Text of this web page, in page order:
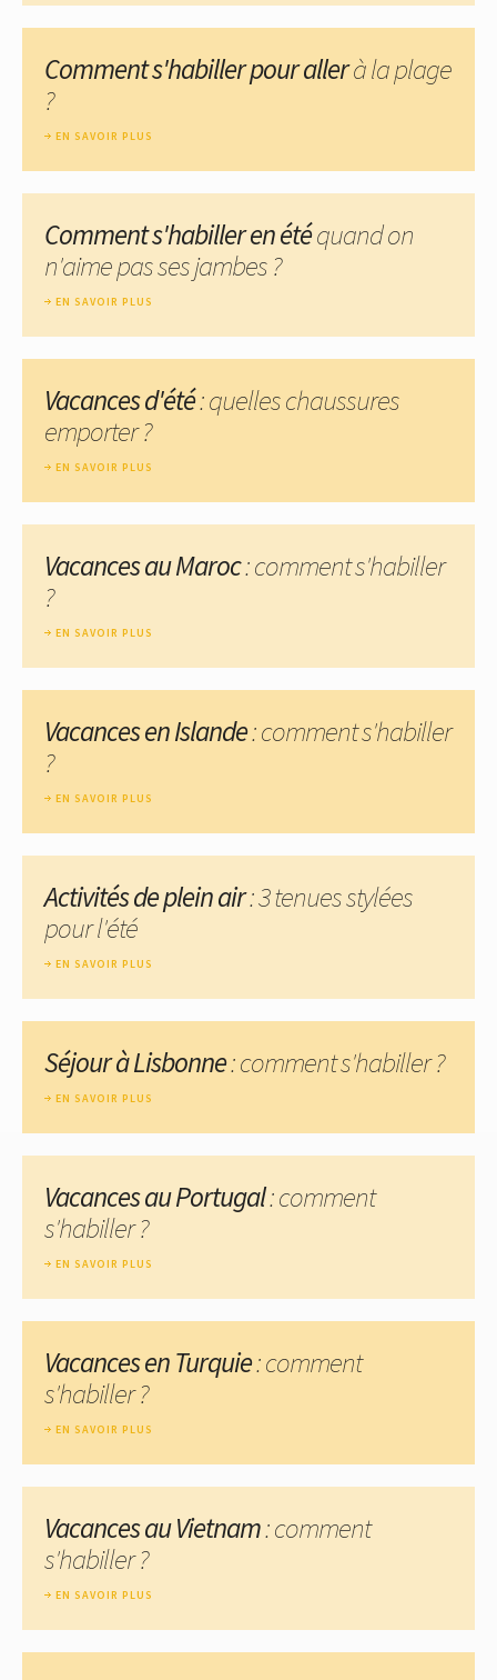
Comment s'habiller pour allerà la plage
?
EN SAVOIR PLUS
Comment s'habiller en étéquand on
n'aime pas ses jambes ?
EN SAVOIR PLUS
Vacances d'été: quelles chaussures
emporter ?
EN SAVOIR PLUS
Vacances au Maroc: comment s'habiller
?
EN SAVOIR PLUS
Vacances en Islande: comment s'habiller
?
EN SAVOIR PLUS
Activités de plein air: 3 tenues stylées
pour l'été
EN SAVOIR PLUS
Séjour à Lisbonne: comment s'habiller ?
EN SAVOIR PLUS
Vacances au Portugal: comment
s'habiller ?
EN SAVOIR PLUS
Vacances en Turquie: comment
s'habiller ?
EN SAVOIR PLUS
Vacances au Vietnam: comment
s'habiller ?
EN SAVOIR PLUS